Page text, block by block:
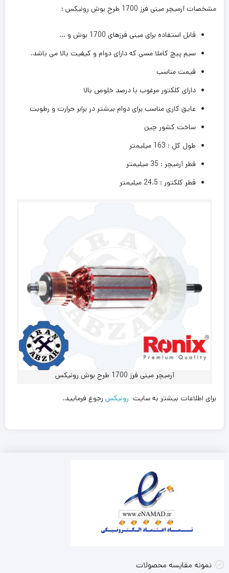
مشخصات آرمیچر مینی فرز 1700 طرح بوش رونیکس :
قابل استفاده برای مینی فرزهای 1700 بوش و …
سیم پیچ کاملا مسی که دارای دوام و کیفیت بالا می باشد.
قیمت مناسب
دارای کلکتور مرغوب با درصد خلوص بالا
عایق کاری مناسب برای دوام بیشتر در برابر حرارت و رطوبت
ساخت کشور چین
طول کل : 163 میلیمتر
قطر آرمیچر : 35 میلیمتر
قطر کلکتور : 24.5 میلیمتر
آرمیچر مینی فرز 1700 طرح بوش رونیکس
برای اطلاعات بیشتر به سایت رونیکس رجوع فرمایید.
نمونه مقایسه محصولات